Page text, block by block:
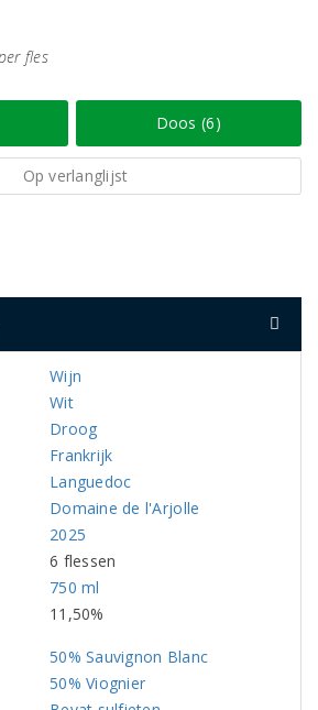
fles
Doos (6)
Op verlanglijst
Wijn
Wit
Droog
Frankrijk
Languedoc
Domaine de l'Arjolle
2025
6 flessen
750 ml
11,50%
50% Sauvignon Blanc
50% Viognier